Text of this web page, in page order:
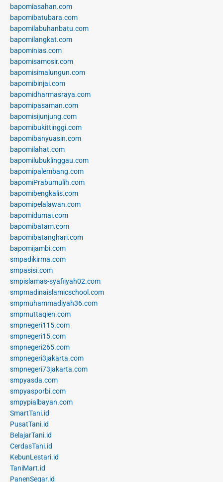
bapomiasahan.com
bapomibatubara.com
bapomilabuhanbatu.com
bapomilangkat.com
bapominias.com
bapomisamosir.com
bapomisimalungun.com
bapomibinjai.com
bapomidharmasraya.com
bapomipasaman.com
bapomisijunjung.com
bapomibukittinggi.com
bapomibanyuasin.com
bapomilahat.com
bapomilubuklinggau.com
bapomipalembang.com
bapomiPrabumulih.com
bapomibengkalis.com
bapomipelalawan.com
bapomidumai.com
bapomibatam.com
bapomibatanghari.com
bapomijambi.com
smpadikirma.com
smpasisi.com
smpislamas-syafiiyah02.com
smpmadinaislamicschool.com
smpmuhammadiyah36.com
smpmuttaqien.com
smpnegeri115.com
smpnegeri15.com
smpnegeri265.com
smpnegeri3jakarta.com
smpnegeri73jakarta.com
smpyasda.com
smpyasporbi.com
smpypialbayan.com
SmartTani.id
PusatTani.id
BelajarTani.id
CerdasTani.id
KebunLestari.id
TaniMart.id
PanenSegar.id